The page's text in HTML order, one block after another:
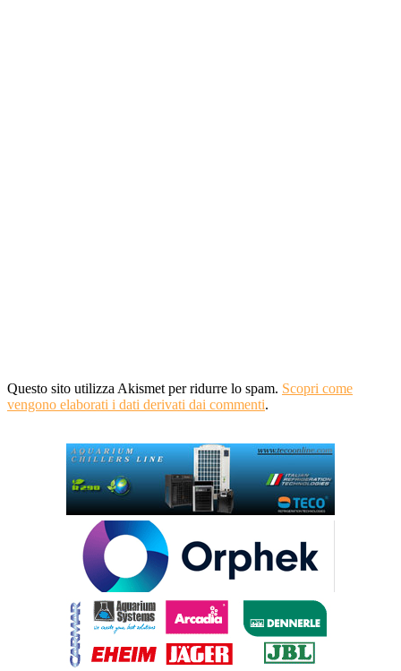
Questo sito utilizza Akismet per ridurre lo spam. Scopri come
vengono elaborati i dati derivati dai commenti.